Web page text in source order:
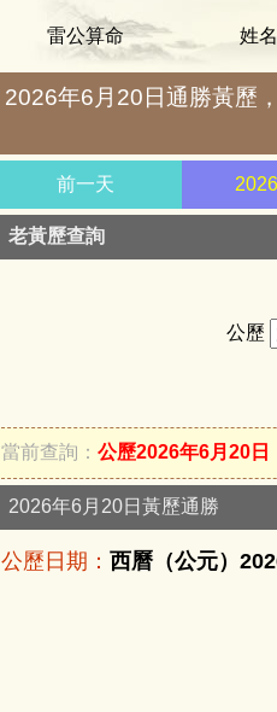
雷公算命 姓
2026年6月20日通勝黃歷
前一天
老黃歷查詢
公歷
當前查詢： 公歷2026年6月20日
2026年6月20日黃歷通勝
公歷日期： 西曆（公元）